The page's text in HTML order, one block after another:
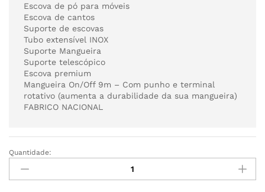
Escova de pó para móveis
Escova de cantos
Suporte de escovas
Tubo extensível INOX
Suporte Mangueira
Suporte telescópico
Escova premium
Mangueira On/Off 9m – Com punho e terminal
rotativo (aumenta a durabilidade da sua mangueira)
FABRICO NACIONAL
Central
Aspiração
EASYVAC
Quantidade: